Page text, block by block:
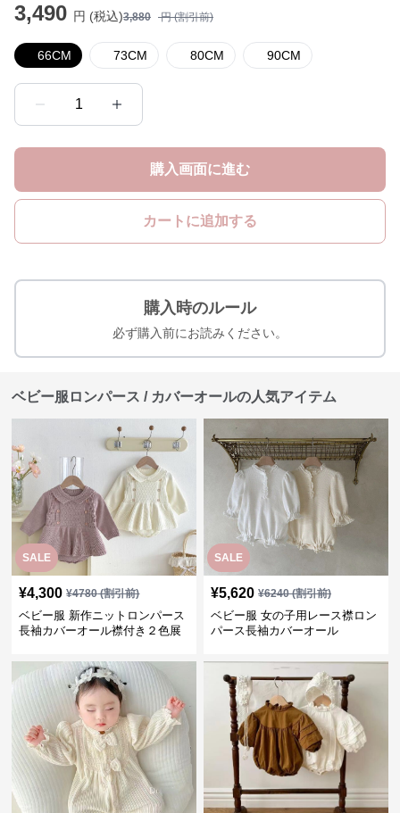
3,490 円 (税込)3,880 円 (割引前)
66CM 73CM 80CM 90CM
1
購入画面に進む
カートに追加する
購入時のルール
必ず購入前にお読みください。
ベビー服ロンパース / カバーオールの人気アイテム
SALE
¥4,300 ¥4780(割引前)
ベビー服 新作ニットロンパース
長袖カバーオール襟付き２色展
SALE
¥5,620 ¥6240(割引前)
ベビー服 女の子用レース襟ロン
パース長袖カバーオール